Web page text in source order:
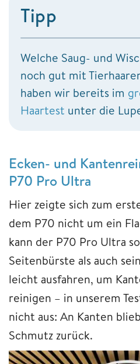
Tipp
Welche Saug- und
noch gut mit
haben wir bereits im
Haartest unter die
Ecken- und
P70 Pro Ultra
Hier zeigte sich zum
dem P70 nicht um ein
kann der P70 Pro Ultra
Seitenbürste als auch
leicht ausfahren, um
reinigen – in unserem
nicht aus: An Kanten
Schmutz zurück.